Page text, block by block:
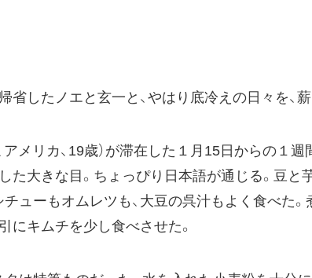
省したノエと玄一と、やはり底冷えの日々を、
メリカ、19歳）が滞在した１月15日からの１
た大きな目。ちょっぴり日本語が通じる。豆
ューもオムレツも、大豆の呉汁もよく食べた
にキムチを少し食べさせた。